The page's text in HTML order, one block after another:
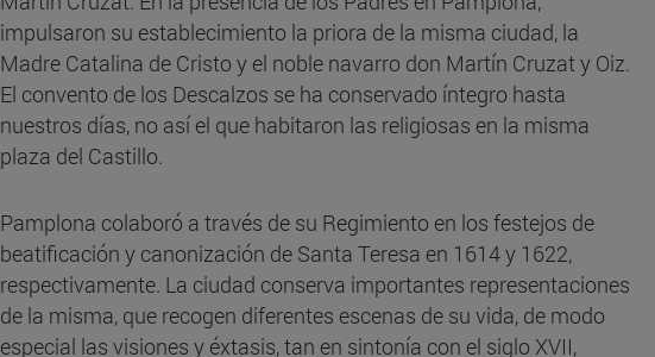
impulsaron su establecimiento la priora de la misma ciudad, la
Madre Catalina de Cristo y el noble navarro don Martín Cruzat y Oiz.
El convento de los Descalzos se ha conservado íntegro hasta
nuestros días, no así el que habitaron las religiosas en la misma
plaza del Castillo.
Pamplona colaboró a través de su Regimiento en los festejos de
beatificación y canonización de Santa Teresa en 1614 y 1622,
respectivamente. La ciudad conserva importantes representaciones
de la misma, que recogen diferentes escenas de su vida, de modo
especial las visiones y éxtasis, tan en sintonía con el siglo XVII,